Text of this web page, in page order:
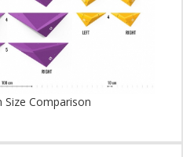
Size Comparison